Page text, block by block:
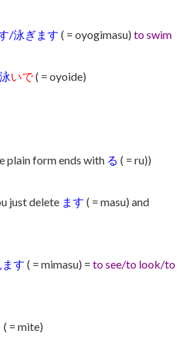
/泳ぎます ( = oyogimasu) to swim
いで( = oyoide)
plain form ends with る ( = ru))
just delete ます ( = masu) and
す ( = mimasu) = to see/to look/to
( = mite)